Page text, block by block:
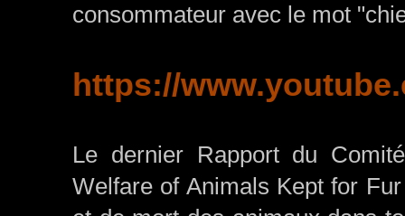
consommateur avec le mot
https://
Le dernier Rapport du
Welfare of Animals Kept for